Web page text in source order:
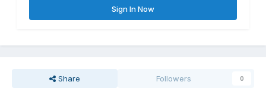
Sign In Now
Share Followers 0